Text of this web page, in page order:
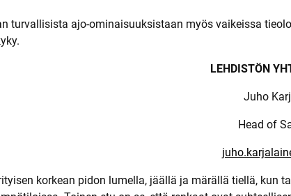
turvallisista ajo-ominaisuuksistaan myös vaikeissa
LEHDISTÖN
Juho
Head of
korkean pidon lumella, jäällä ja märällä tiellä,